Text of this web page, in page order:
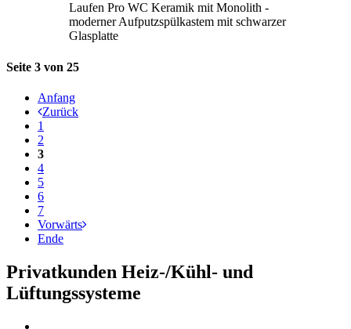
Laufen Pro WC Keramik mit Monolith -
moderner Aufputzspülkastem mit schwarzer
Glasplatte
Seite 3 von 25
Anfang
Zurück
1
2
3
4
5
6
7
Vorwärts
Ende
Privatkunden Heiz-/Kühl- und
Lüftungssysteme